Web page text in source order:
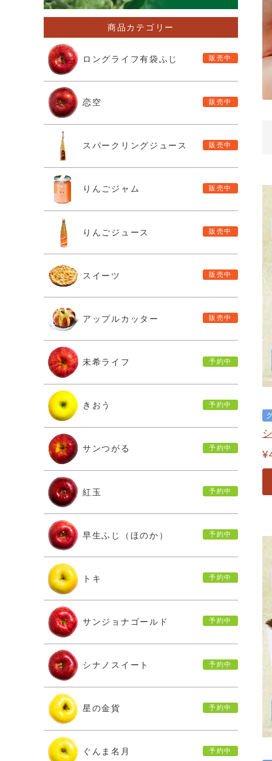
¥
商品カテゴリー
ロングライフ有袋ふじ
恋空
スパークリングジュース
りんごジャム
りんごジュース
スイーツ
アップルカッター
未希ライフ
きおう
サンつがる
紅玉
早生ふじ（ほのか）
トキ
サンジョナゴールド
シナノスイート
星の金貨
ぐんま名月